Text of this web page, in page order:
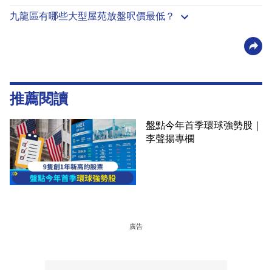
九龍區有哪些大型屋苑放盤呎價最低？
推薦閱讀
盤點今年首季環球強勢股｜
李聲揚專欄
廣告